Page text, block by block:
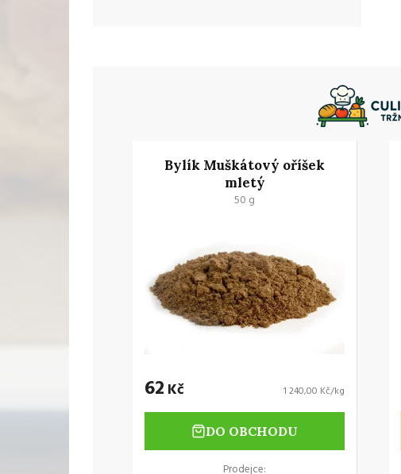
Bylík Muškátový oříšek
mletý
50 g
62Kč 1 240,00 Kč/kg
DO OBCHODU
Prodejce: